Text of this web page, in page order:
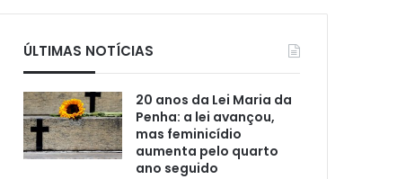
ÚLTIMAS NOTÍCIAS
20 anos da Lei Maria da
Penha: a lei avançou,
mas feminicídio
aumenta pelo quarto
ano seguido